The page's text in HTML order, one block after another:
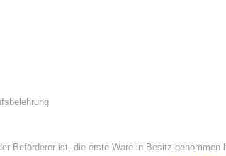
Beförderer ist, die erste Ware in Besitz genommen